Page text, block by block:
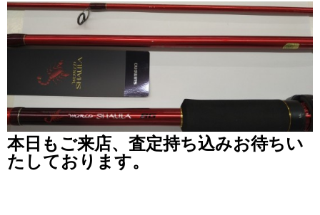
本日もご来店、査定持ち込みお待ちい
たしております。